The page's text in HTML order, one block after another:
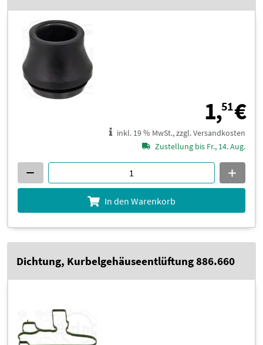
1,51€
inkl. 19 % MwSt., zzgl. Versandkosten
Zustellung bis Fr., 14. Aug.
In den Warenkorb
Dichtung, Kurbelgehäuseentlüftung 886.660